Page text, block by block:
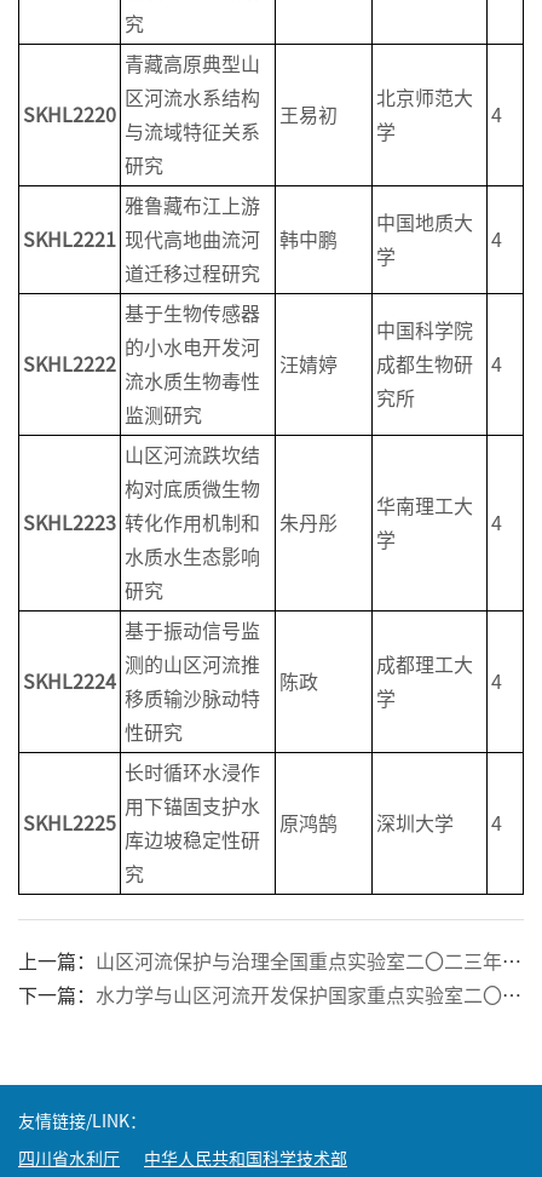
究
SKHL2220
青藏高原典型山
区河流水系结构
与流域特征关系
研究
王易初
北京师范大
学
4
SKHL2221
雅鲁藏布江上游
现代高地曲流河
道迁移过程研究
韩中鹏
中国地质大
学
4
SKHL2222
基于生物传感器
的小水电开发河
流水质生物毒性
监测研究
汪婧婷
中国科学院
成都生物研
究所
4
SKHL2223
山区河流跌坎结
构对底质微生物
转化作用机制和
水质水生态影响
研究
朱丹彤
华南理工大
学
4
SKHL2224
基于振动信号监
测的山区河流推
移质输沙脉动特
性研究
陈政
成都理工大
学
4
SKHL2225
长时循环水浸作
用下锚固支护水
库边坡稳定性研
究
原鸿鹄 深圳大学 4
上一篇： 山区河流保护与治理全国重点实验室二〇二三年开放课题获批名单
下一篇： 水力学与山区河流开发保护国家重点实验室二〇二〇年开放课题获批名单
友情链接/LINK：
四川省水利厅 中华人民共和国科学技术部